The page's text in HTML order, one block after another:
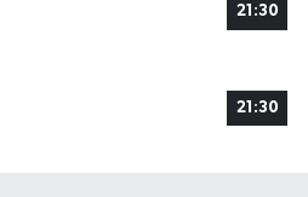
21:30
21:30